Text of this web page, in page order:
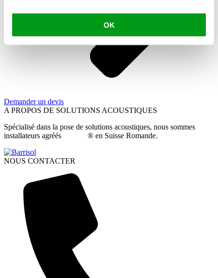
OK
Demander un devis
A PROPOS DE SOLUTIONS ACOUSTIQUES
Spécialisé dans la pose de solutions acoustiques, nous sommes
installateurs agréés
® en Suisse Romande.
NOUS CONTACTER